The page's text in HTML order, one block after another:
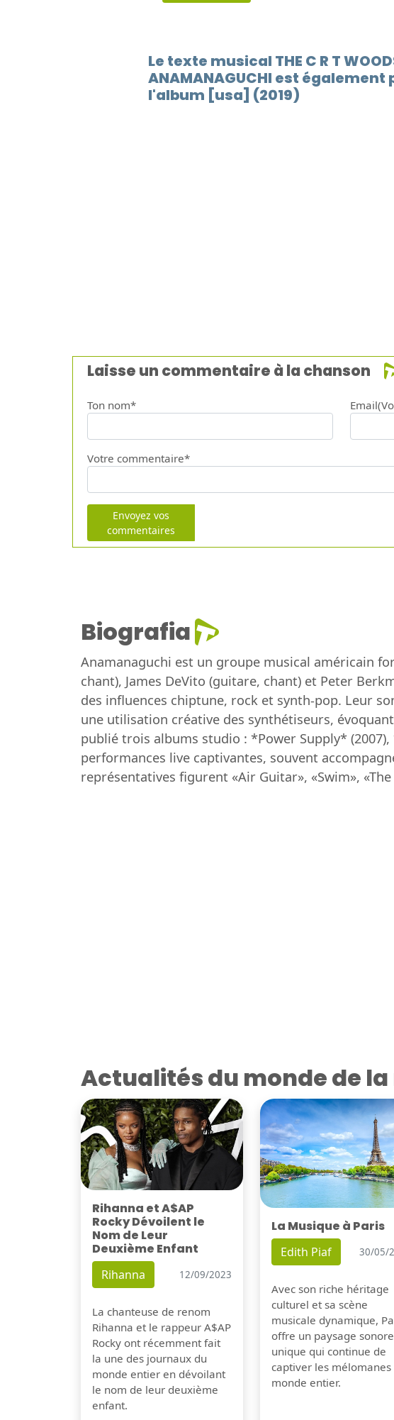
Le texte musical THE C R T
ANAMANAGUCHI est
l'album [usa] (2019)
Laisse un commentaire à la chanson
Ton nom*
Votre commentaire*
Envoyez vos
commentaires
Biografia
Anamanaguchi est un groupe musical américain
chant), James DeVito (guitare, chant) et Peter
des influences chiptune, rock et synth-pop. Leur
une utilisation créative des synthétiseurs,
publié trois albums studio : *Power Supply*
performances live captivantes, souvent
représentatives figurent «Air Guitar», «Swim», «The
Actualités du monde de
Rihanna et A$AP
Rocky Dévoilent le
Nom de Leur
Deuxième Enfant
Rihanna 12/09/2023
La chanteuse de renom
Rihanna et le rappeur A$AP
Rocky ont récemment fait
la une des journaux du
monde entier en dévoilant
le nom de leur deuxième
enfant.
La Musique à Paris
Edith Piaf 30/05/
Avec son riche héritage
culturel et sa scène
musicale dynamique,
offre un paysage sonore
unique qui continue de
captiver les mélomanes
monde entier.